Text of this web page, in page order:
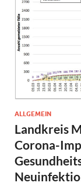
ALLGEMEIN
Landkreis
Corona-